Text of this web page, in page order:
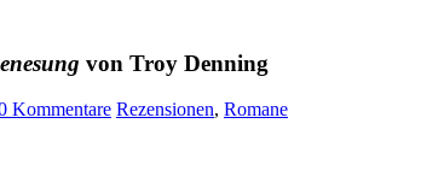
von Troy Denning
Kommentare Rezensionen, Romane